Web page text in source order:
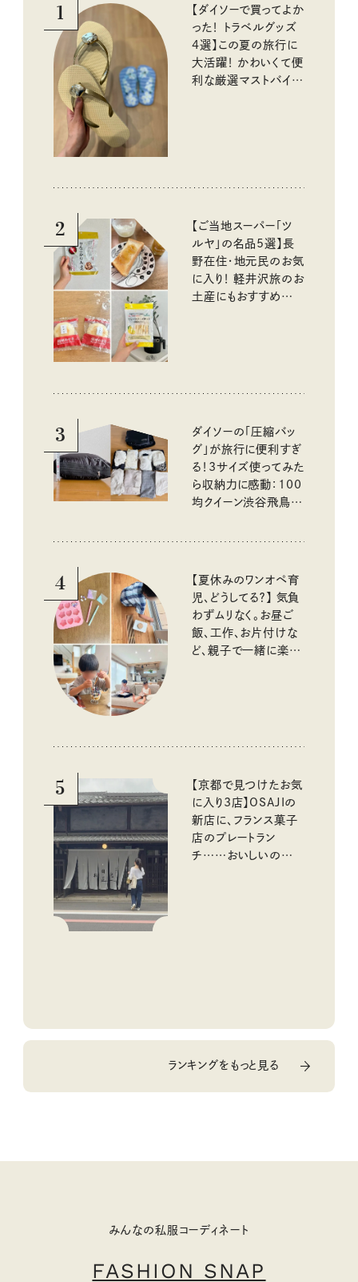
1
【ダイソーで買ってよか
った！ トラベルグッズ
4選】この夏の旅行に
大活躍！ かわいくて便
利な厳選マストバイア
2
【ご当地スーパー「ツ
ルヤ」の名品5選】長
野在住・地元民のお気
に入り！ 軽井沢旅のお
土産にもおすすめのお
3
ダイソーの「圧縮バッ
グ」が旅行に便利すぎ
る！3サイズ使ってみた
ら収納力に感動：100
均クイーン渋谷飛鳥の
4
【夏休みのワンオペ育
児、どうしてる？】 気負
わずムリなく。お昼ご
飯、工作、お片付けな
ど、親子で一緒に楽し
5
【京都で見つけたお気
に入り3店】OSAJIの
新店に、フランス菓子
店のプレートラン
チ……おいしいのんび
ランキングをもっと見る
みんなの私服コーディネート
FASHION SNAP